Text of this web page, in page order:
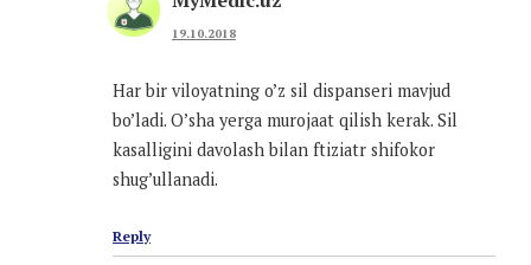
19.10.2018
Har bir viloyatning o’z sil dispanseri mavjud
bo’ladi. O’sha yerga murojaat qilish kerak. Sil
kasalligini davolash bilan ftiziatr shifokor
shug’ullanadi.
Reply